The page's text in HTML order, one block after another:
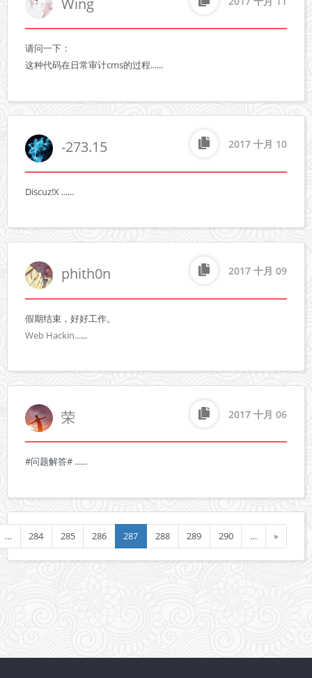
请问一下：
这种代码在日常审计cms的过程......
-273.15 2017 十月 10
Discuz!X ......
phith0n 2017 十月 09
Web Hackin......
荣 2017 十月 06
#问题解答# ......
… 284 285 286 287 288 289 290 … »